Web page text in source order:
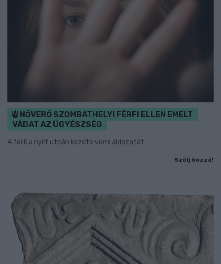
NŐVERŐ SZOMBATHELYI FÉRFI ELLEN EMELT
VÁDAT AZ ÜGYÉSZSÉG
A férfi a nyílt utcán kezdte verni áldozatát.
Szólj hozzá!